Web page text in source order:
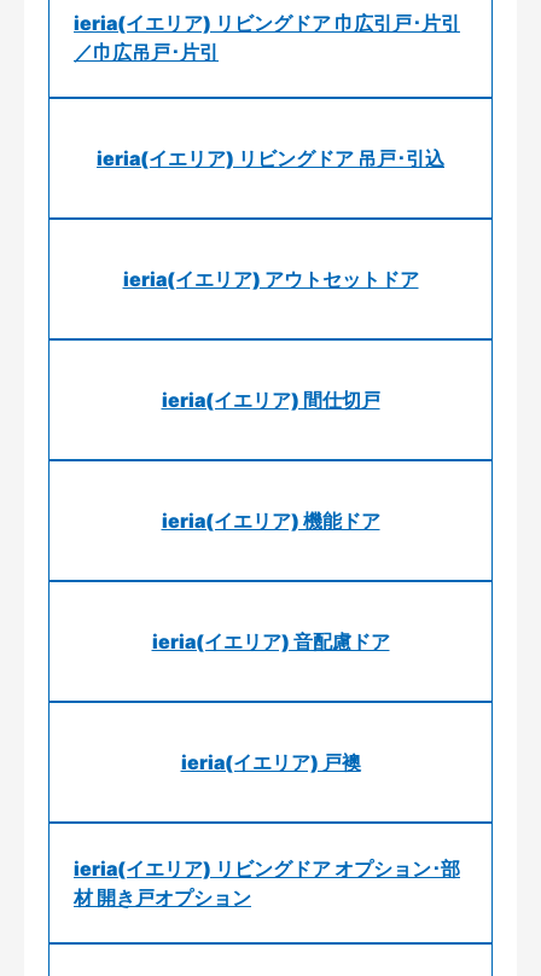
ieria(イエリア) リビングドア 巾広引戸･片引
／巾広吊戸･片引
ieria(イエリア) リビングドア 吊戸･引込
ieria(イエリア) アウトセットドア
ieria(イエリア) 間仕切戸
ieria(イエリア) 機能ドア
ieria(イエリア) 音配慮ドア
ieria(イエリア) 戸襖
ieria(イエリア) リビングドア オプション･部
材 開き戸オプション